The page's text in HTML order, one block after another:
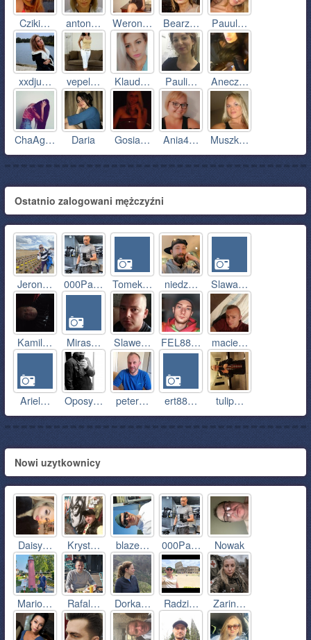
Cziki… anton… Weron… Bearz… Pauul…
xxdju… vepel… Klaud… Pauli… Anecz…
ChaAg… Daria Gosia… Ania4… Muszk…
Ostatnio zalogowani mężczyźni
Jeron… 000Pa… Tomek… niedz… Slawa…
Kamil… Miras… Slawe… FEL88… macie…
Ariel… Oposy… peter… ert88… tulip…
Nowi uzytkownicy
Daisy… Kryst… blaze… 000Pa… Nowak
Mario… Rafal… Dorka… Radzi… Zarin…